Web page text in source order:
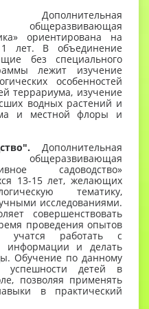
Дополнительная
общеразвивающая
ориентирована на
лет. В объединение
без специального
лежит изучение
особенностей
террариума, изучение
водных растений и
и местной флоры и
Дополнительная
общеразвивающая
садоводство»
13-15 лет, желающих
тематику,
исследованиями.
совершенствовать
проведения опытов
учатся работать с
информации и делать
Обучение по данному
успешности детей в
позволяя применять
в практический